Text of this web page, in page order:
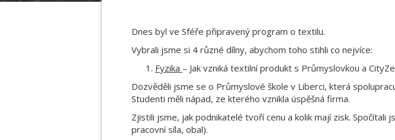
Dnes byl ve Sféře připravený program o textilu.
Vybrali jsme si 4 různé dílny, abychom toho stihli co nejvíce:
Fyzika – Jak vzniká textilní produkt s Průmyslovkou a
Dozvěděli jsme se o Průmyslové škole v Liberci, která
Studenti měli nápad, ze kterého vznikla úspěšná firma.
Zjistili jsme, jak podnikatelé tvoří cenu a kolik mají zisk.
pracovní síla, obal).